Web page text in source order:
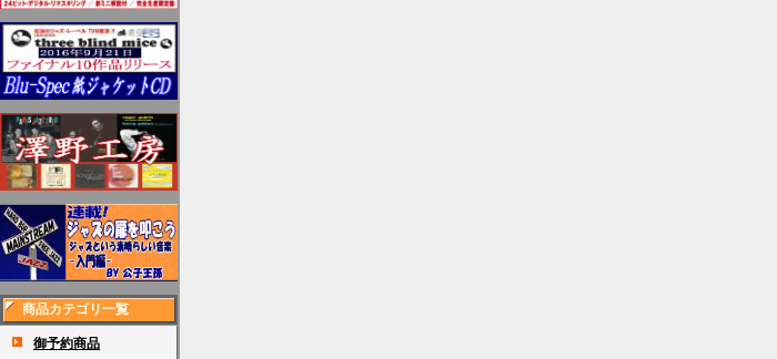
商品カテゴリ一覧
御予約商品